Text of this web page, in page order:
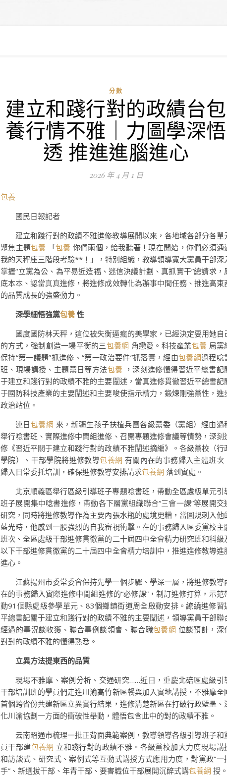
分數
建立和踐行對的政績台包
養行情不雅｜力圖學深悟
透 推進進腦進心
2026 年 4 月 1 日
包養
國民日報記者
建立和踐行對的政績不雅進修教導展開以來，各地域各部分各單
聚焦主題包養 「包養 你們兩個，給我聽著！現在開始，你們必須通
我的天秤座三階段考驗**！」，特別組織，教導領導寬大黨員干部深
掌握“立黨為公、為平易近造福、迷信決議計劃、真抓實干”總請求，
底本本、認當真真進修，將進修成效轉化為辦事中間任務、推進高東
的品質成長的強盛動力。
深學細悟強黨包養 性
國度國防林天秤，這位被失衡逼瘋的美學家，已經決定要用她自
的方式，強制創造一場平衡的三包養網 角戀愛。科技產業包養 局黨
保持“第一議題”抓進修、“第一政治要件”抓落實，經由包養網過程唸
班、現場講授、主題黨日等方法包養 ，深刻進修懂得習近平總書記
于建立和踐行對的政績不雅的主要闡述，當真進修貫徹習近平總書記
于國防科技產業的主要闡述和主要唆使指示精力，鍛煉剛強黨性，進
政治站位。
連日包養網 來，新疆生孩子扶植兵團各級黨委（黨組）經由過
舉行唸書班、實際進修中間組進修、召開專題進修會議等情勢，深刻
修《習近平關于建立和踐行對的政績不雅闡述摘編》。各級黨校（行
學院）、干部學院將進修教導包養網 有關內在的事務歸入主體班次
歸入日常委托培訓，確保進修教導安排請求包養網 落到實處。
北京順義區舉行區級引導班子專題唸書班，帶動全區處級單元引
班子展開集中唸書進修，帶動各下層黨組織聯合“三會一課”等展開交
研究，同時將進修教導作為主要內張水瓶的處境更糟，當圓規刺入他
藍光時，他感到一股強烈的自我審視衝擊。在的事務歸入區委黨校主
班次、全區處級干部進修貫徹黨的二十屆四中全會精力研究班和科級
以下干部進修貫徹黨的二十屆四中全會精力培訓中，推進進修教導進
進心。
江蘇揚州市委常委會保持先學一個步驟、學深一層，將進修教導
在的事務歸入實際進修中間組進修的“必修課”，制訂進修打算，示范
動91個縣處級參學單元、83個鄉鎮街道周全啟動安排。繚繞進修習
平總書記關于建立和踐行對的政績不雅的主要闡述，領導黨員干部聯
經過的事況談收獲、聯合事例談領會、聯合職包養網 位談預計，深
對對的政績不雅的懂得熟悉。
立異方法提東西的品質
現場不雅摩、案例分析、交通研究……近日，重慶北碚區處級引
干部培訓班的學員們走進川渝高竹新區餐與加入實地講授，不雅摩全
首個跨省份共建新區立異實行結果，進修清楚新區在打破行政壁壘、
化川渝協劃一方面的衝破性舉動，體悟包含此中的對的政績不雅。
云南昭通市梳理一批正背面典範案例，教導領導各級引導班子和
員干部建包養網 立和踐行對的政績不雅。各級黨校加大力度現場講
和訪談式、研究式、案例式等互動式講授方式應用力度，對黨政“一
手”、新選拔干部、年青干部、要害職位干部展開沉醉式講包養網 授。